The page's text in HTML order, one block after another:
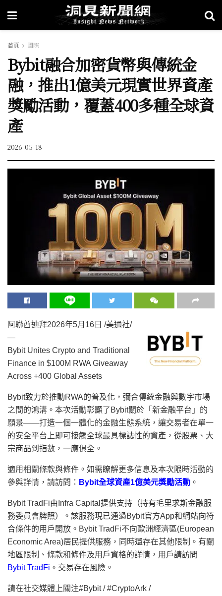
首頁 國際
Bybit融合加密貨幣與傳統金
融，推出1億美元現實世界資產
獎勵活動，覆蓋400多種全球資
產
2026-05-18
阿聯酋迪拜2026年5月16日 /美通社/
—
Bybit Unites Crypto and Traditional
Finance in $100M RWA Giveaway
Across +400 Global Assets
Bybit致力於推動RWA的普及化，彌合傳統金融與數字市場
之間的鴻溝。本次活動彰顯了Bybit關於 「 新金融平台 」 的
願景——打造一個一體化的金融生態系統，讓交易者在單一
的安全平台上即可接觸全球最具標誌性的資產，從股票、大
宗商品到指數，一應俱全。
適用相關條款與條件。如需瞭解更多信息及本次限時活動的
參與詳情，請訪問： Bybit全球資產1億美元獎勵活動 。
Bybit TradFi由Infra Capital提供支持（持有毛里求斯金融服
務委員會牌照）。該服務現已通過Bybit官方App和網站向符
合條件的用戶開放。Bybit TradFi不向歐洲經濟區(European
Economic Area)居民提供服務，同時還存在其他限制。有關
地區限制、條款和條件及用戶資格的詳情，用戶請訪問
Bybit TradFi 。交易存在風險。
請在社交媒體上關注#Bybit / #CryptoArk /